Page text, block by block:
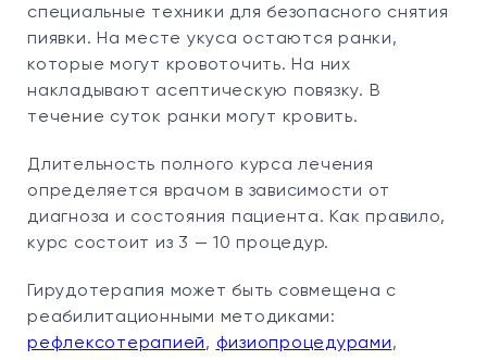
специальные техники для безопасного снятия
пиявки. На месте укуса остаются ранки,
которые могут кровоточить. На них
накладывают асептическую повязку. В
течение суток ранки могут кровить.
Длительность полного курса лечения
определяется врачом в зависимости от
диагноза и состояния пациента. Как правило,
курс состоит из 3 — 10 процедур.
Гирудотерапия может быть совмещена с
реабилитационными методиками:
рефлексотерапией, физиопроцедурами,